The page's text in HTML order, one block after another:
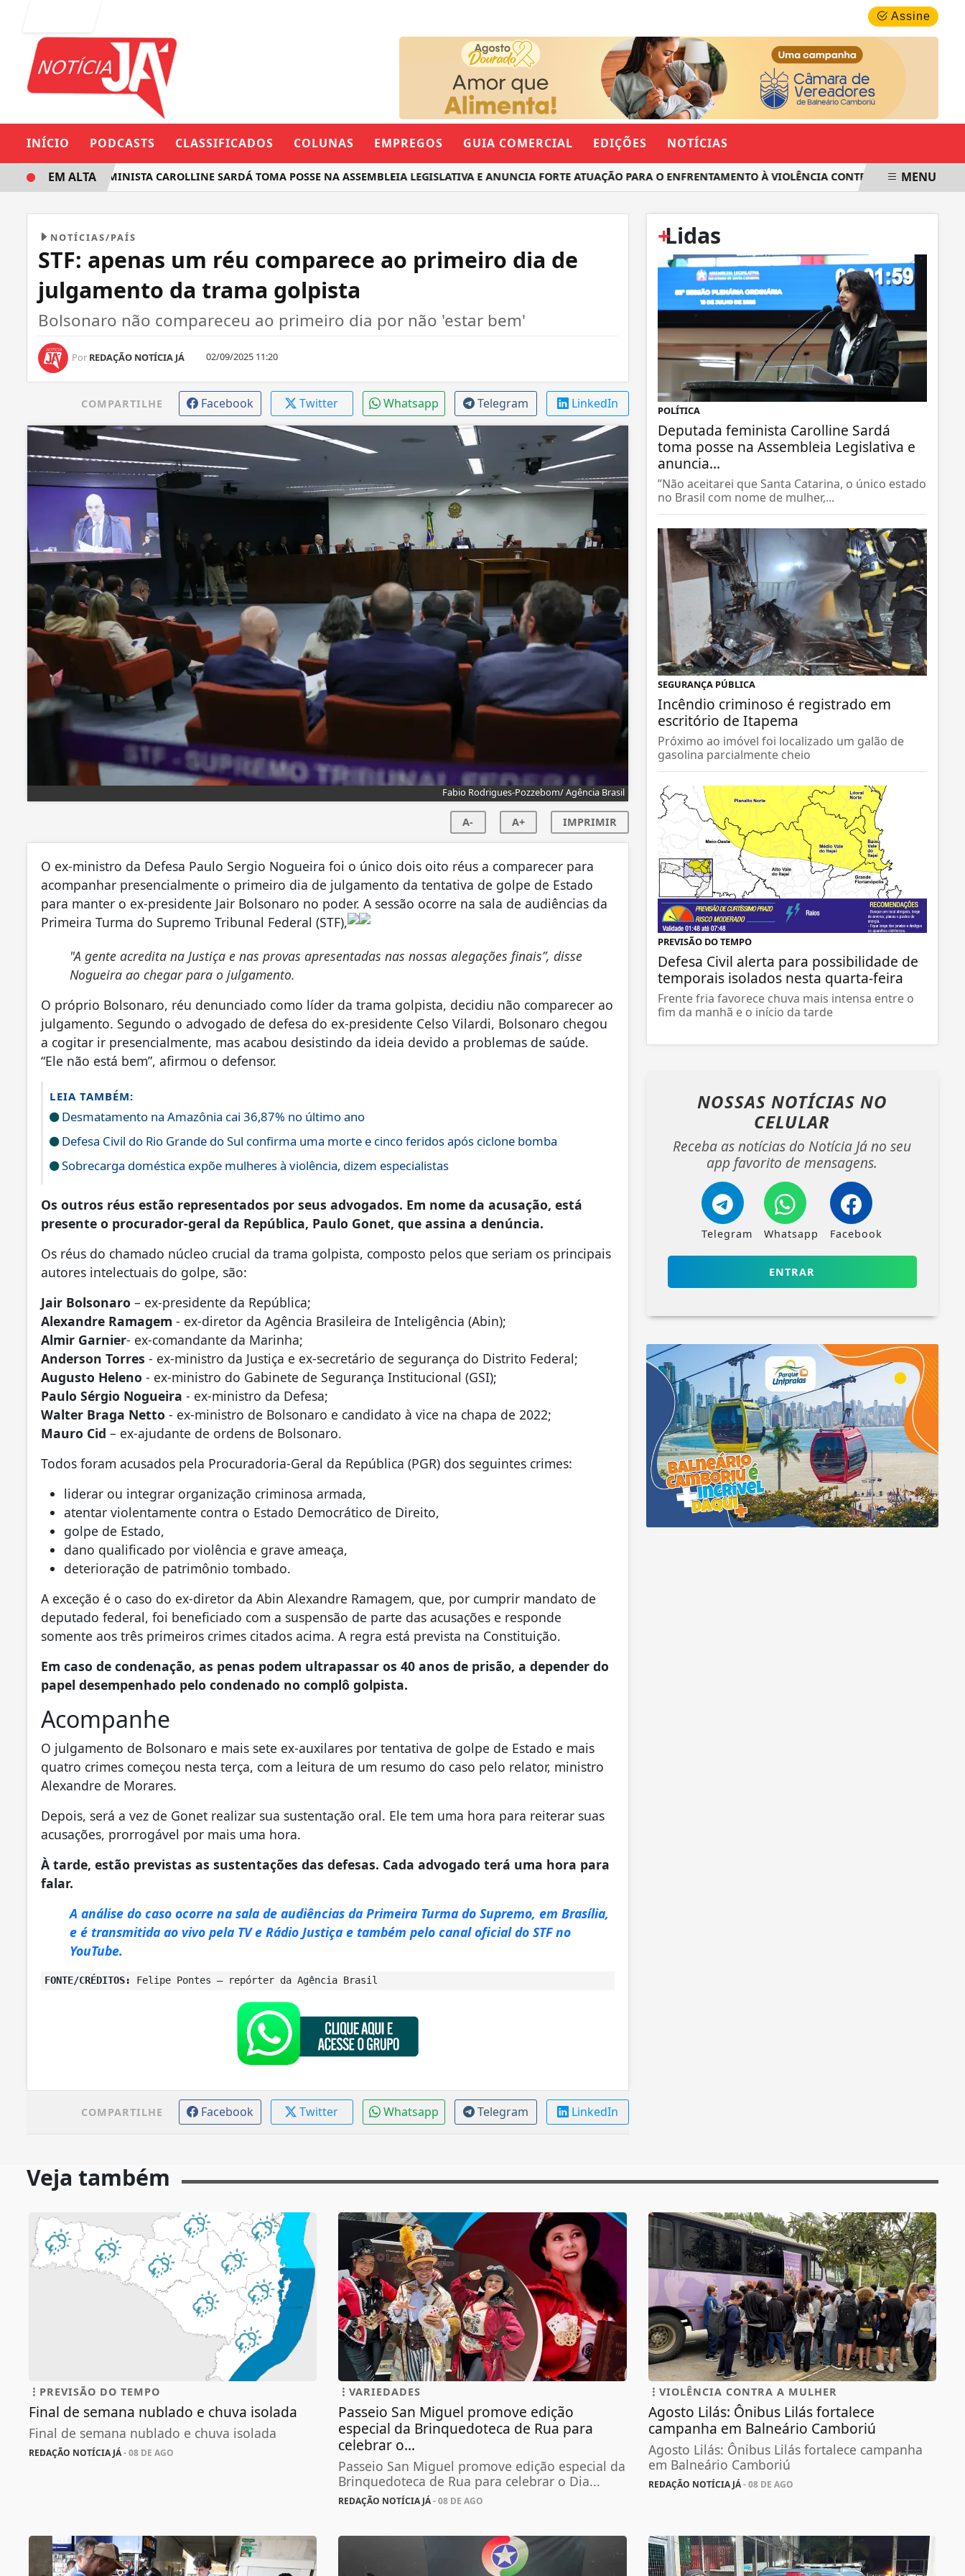
Assine
INÍCIO PODCASTS CLASSIFICADOS COLUNAS EMPREGOS GUIA COMERCIAL EDIÇÕES NOTÍCIAS
DEPUTADA FEMINISTA CAROLLINE SARDÁ TOMA POSSE NA ASSEMBLEIA LEGISLATIVA E ANUNCIA FORTE ATUAÇÃO PARA O ENFRENTAMENTO À VIOLÊNCIA CONTRA AS MULHERES EM
EM ALTA MENU
NOTÍCIAS/PAÍS
STF: apenas um réu comparece ao primeiro dia de
julgamento da trama golpista
Bolsonaro não compareceu ao primeiro dia por não 'estar bem'
Por REDAÇÃO NOTÍCIA JÁ 02/09/2025 11:20
COMPARTILHE Facebook Twitter Whatsapp Telegram LinkedIn
Fabio Rodrigues-Pozzebom/ Agência Brasil
A- A+ IMPRIMIR
O ex-ministro da Defesa Paulo Sergio Nogueira foi o único dois oito réus a comparecer para
acompanhar presencialmente o primeiro dia de julgamento da tentativa de golpe de Estado
para manter o ex-presidente Jair Bolsonaro no poder. A sessão ocorre na sala de audiências da
Primeira Turma do Supremo Tribunal Federal (STF),
"A gente acredita na Justiça e nas provas apresentadas nas nossas alegações finais”, disse
Nogueira ao chegar para o julgamento.
O próprio Bolsonaro, réu denunciado como líder da trama golpista, decidiu não comparecer ao
julgamento. Segundo o advogado de defesa do ex-presidente Celso Vilardi, Bolsonaro chegou
a cogitar ir presencialmente, mas acabou desistindo da ideia devido a problemas de saúde.
“Ele não está bem”, afirmou o defensor.
LEIA TAMBÉM:
Desmatamento na Amazônia cai 36,87% no último ano
Defesa Civil do Rio Grande do Sul confirma uma morte e cinco feridos após ciclone bomba
Sobrecarga doméstica expõe mulheres à violência, dizem especialistas
Os outros réus estão representados por seus advogados. Em nome da acusação, está
presente o procurador-geral da República, Paulo Gonet, que assina a denúncia.
Os réus do chamado núcleo crucial da trama golpista, composto pelos que seriam os principais
autores intelectuais do golpe, são:
Jair Bolsonaro – ex-presidente da República;
Alexandre Ramagem - ex-diretor da Agência Brasileira de Inteligência (Abin);
Almir Garnier- ex-comandante da Marinha;
Anderson Torres - ex-ministro da Justiça e ex-secretário de segurança do Distrito Federal;
Augusto Heleno - ex-ministro do Gabinete de Segurança Institucional (GSI);
Paulo Sérgio Nogueira - ex-ministro da Defesa;
Walter Braga Netto - ex-ministro de Bolsonaro e candidato à vice na chapa de 2022;
Mauro Cid – ex-ajudante de ordens de Bolsonaro.
Todos foram acusados pela Procuradoria-Geral da República (PGR) dos seguintes crimes:
liderar ou integrar organização criminosa armada,
atentar violentamente contra o Estado Democrático de Direito,
golpe de Estado,
dano qualificado por violência e grave ameaça,
deterioração de patrimônio tombado.
A exceção é o caso do ex-diretor da Abin Alexandre Ramagem, que, por cumprir mandato de
deputado federal, foi beneficiado com a suspensão de parte das acusações e responde
somente aos três primeiros crimes citados acima. A regra está prevista na Constituição.
Em caso de condenação, as penas podem ultrapassar os 40 anos de prisão, a depender do
papel desempenhado pelo condenado no complô golpista.
Acompanhe
O julgamento de Bolsonaro e mais sete ex-auxilares por tentativa de golpe de Estado e mais
quatro crimes começou nesta terça, com a leitura de um resumo do caso pelo relator, ministro
Alexandre de Morares.
Depois, será a vez de Gonet realizar sua sustentação oral. Ele tem uma hora para reiterar suas
acusações, prorrogável por mais uma hora.
À tarde, estão previstas as sustentações das defesas. Cada advogado terá uma hora para
falar.
A análise do caso ocorre na sala de audiências da Primeira Turma do Supremo, em Brasília,
e é transmitida ao vivo pela TV e Rádio Justiça e também pelo canal oficial do STF no
YouTube.
FONTE/CRÉDITOS: Felipe Pontes – repórter da Agência Brasil
COMPARTILHE Facebook Twitter Whatsapp Telegram LinkedIn
+
Lidas
POLÍTICA
Deputada feminista Carolline Sardá
toma posse na Assembleia Legislativa e
anuncia...
”Não aceitarei que Santa Catarina, o único estado
no Brasil com nome de mulher,...
SEGURANÇA PÚBLICA
Incêndio criminoso é registrado em
escritório de Itapema
Próximo ao imóvel foi localizado um galão de
gasolina parcialmente cheio
PREVISÃO DO TEMPO
Defesa Civil alerta para possibilidade de
temporais isolados nesta quarta-feira
Frente fria favorece chuva mais intensa entre o
fim da manhã e o início da tarde
NOSSAS NOTÍCIAS NO
CELULAR
Receba as notícias do Notícia Já no seu
app favorito de mensagens.
Telegram Whatsapp Facebook
ENTRAR
Veja também
PREVISÃO DO TEMPO
Final de semana nublado e chuva isolada
Final de semana nublado e chuva isolada
REDAÇÃO NOTÍCIA JÁ- 08 DE AGO
VARIEDADES
Passeio San Miguel promove edição
especial da Brinquedoteca de Rua para
celebrar o...
Passeio San Miguel promove edição especial da
Brinquedoteca de Rua para celebrar o Dia...
REDAÇÃO NOTÍCIA JÁ- 08 DE AGO
VIOLÊNCIA CONTRA A MULHER
Agosto Lilás: Ônibus Lilás fortalece
campanha em Balneário Camboriú
Agosto Lilás: Ônibus Lilás fortalece campanha
em Balneário Camboriú
REDAÇÃO NOTÍCIA JÁ- 08 DE AGO